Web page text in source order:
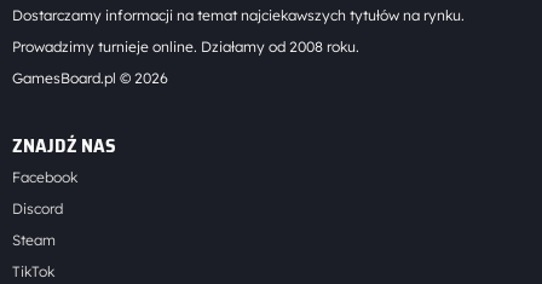
Dostarczamy informacji na temat najciekawszych tytułów na rynku.
Prowadzimy turnieje online. Działamy od 2008 roku.
GamesBoard.pl © 2026
ZNAJDŹ NAS
Facebook
Discord
Steam
TikTok